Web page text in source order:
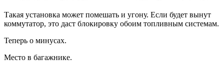
Такая установка может помешать и угону. Если будет вынут
коммутатор, это даст блокировку обоим топливным системам.
Теперь о минусах.
Место в багажнике.